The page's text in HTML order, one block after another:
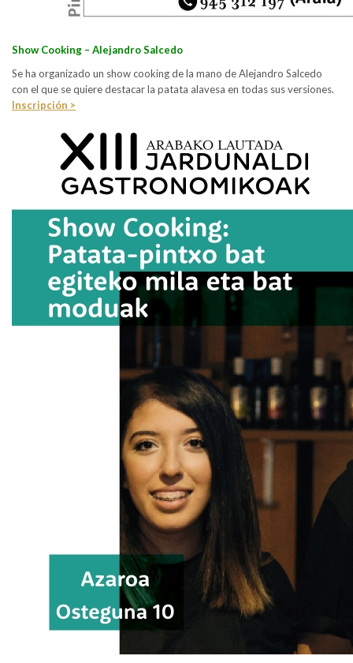
Show Cooking – Alejandro Salcedo
Se ha organizado un show cooking de la mano de Alejandro Salcedo
con el que se quiere destacar la patata alavesa en todas sus versiones.
Inscripción >